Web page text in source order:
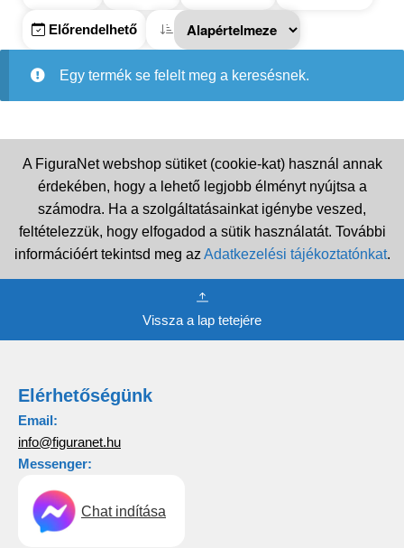
Előrendelhető
Egy termék se felelt meg a keresésnek.
A FiguraNet webshop sütiket (cookie-kat) használ annak
érdekében, hogy a lehető legjobb élményt nyújtsa a
számodra. Ha a szolgáltatásainkat igénybe veszed,
feltételezzük, hogy elfogadod a sütik használatát. További
információért tekintsd meg az Adatkezelési tájékoztatónkat.
Vissza a lap tetejére
Elérhetőségünk
Email:
info@figuranet.hu
Messenger:
Chat indítása